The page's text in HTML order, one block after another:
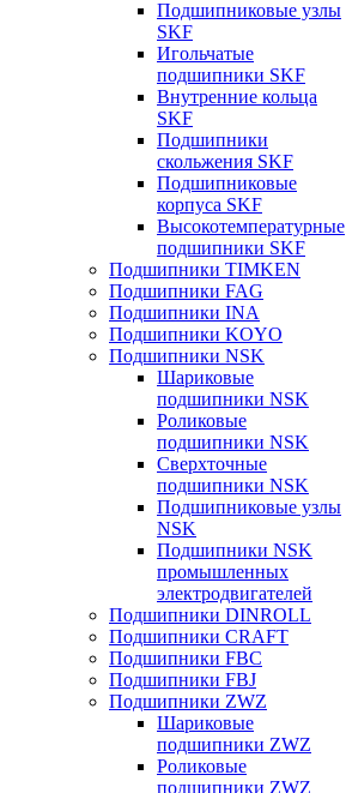
Подшипниковые узлы
SKF
Игольчатые
подшипники SKF
Внутренние кольца
SKF
Подшипники
скольжения SKF
Подшипниковые
корпуса SKF
Высокотемпературные
подшипники SKF
Подшипники TIMKEN
Подшипники FAG
Подшипники INA
Подшипники KOYO
Подшипники NSK
Шариковые
подшипники NSK
Роликовые
подшипники NSK
Сверхточные
подшипники NSK
Подшипниковые узлы
NSK
Подшипники NSK
промышленных
электродвигателей
Подшипники DINROLL
Подшипники CRAFT
Подшипники FBC
Подшипники FBJ
Подшипники ZWZ
Шариковые
подшипники ZWZ
Роликовые
подшипники ZWZ